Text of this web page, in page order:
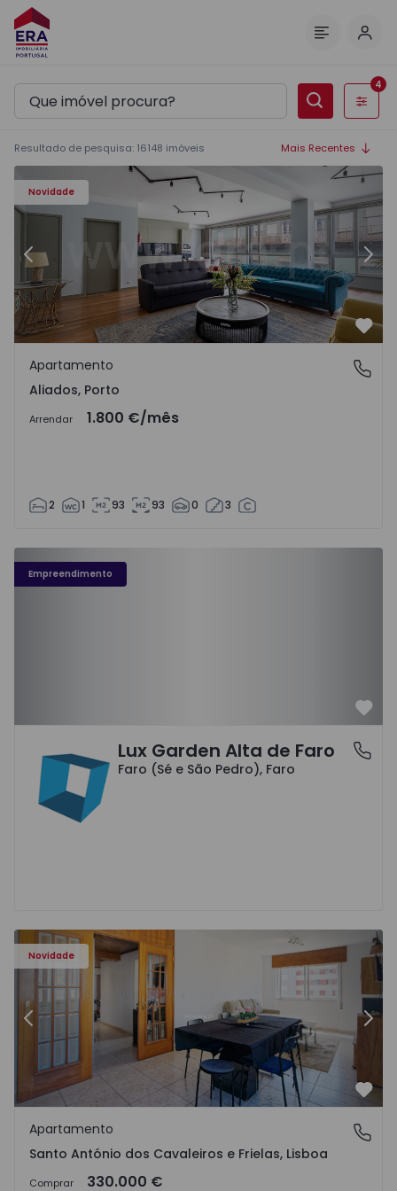
Filtros
4
Resultado de pesquisa: 16148 imóveis Mais Recentes
Novidade
Apartamento T2 Porto, Aliados - 1574582 - 4
Anterior
Aliados, Porto
Apartamento
Aliados, Porto
Arrendar 1.800 €/mês
2 1 93 93 0 3
Empreendimento
Faro (Sé e São Pedro), Faro
Lux Garden Alta de Faro
Faro (Sé e São Pedro), Faro
Novidade
Frielas - 1572669 - 16
Apartamento T3 Loures, Santo António dos Cavaleiros e
Anterior
Santo António dos Cavaleiros e Frielas, Lisboa
Apartamento
Santo António dos Cavaleiros e Frielas, Lisboa
Comprar 330.000 €